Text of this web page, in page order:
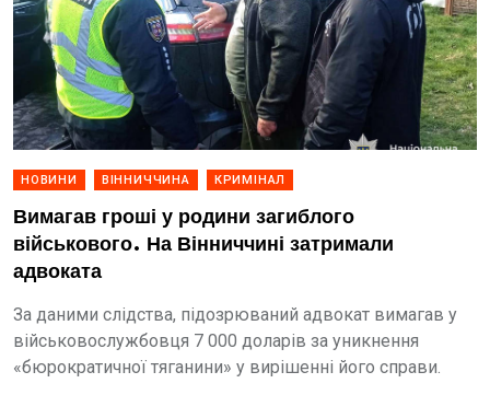
НОВИНИ ВІННИЧЧИНА КРИМІНАЛ
Вимагав гроші у родини загиблого
військового. На Вінниччині затримали
адвоката
За даними слідства, підозрюваний адвокат вимагав у
військовослужбовця 7 000 доларів за уникнення
«бюрократичної тяганини» у вирішенні його справи.